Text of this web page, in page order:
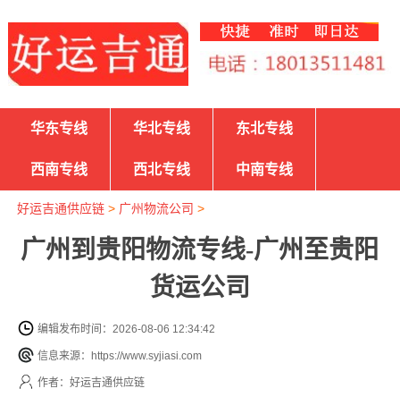
华东专线 华北专线 东北专线
西南专线 西北专线 中南专线
好运吉通供应链> 广州物流公司 >
广州到贵阳物流专线-广州至贵阳
货运公司
编辑发布时间：2026-08-06 12:34:42
信息来源：https://www.syjiasi.com
作者：好运吉通供应链